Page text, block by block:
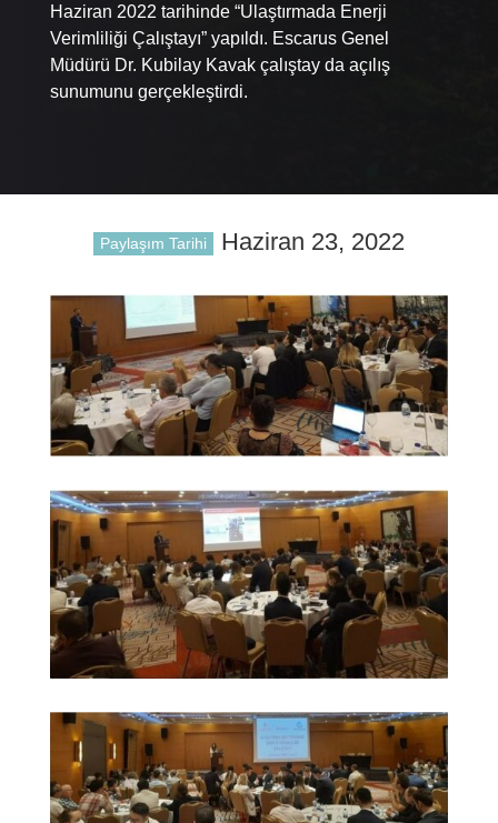
Haziran 2022 tarihinde “Ulaştırmada Enerji
Verimliliği Çalıştayı” yapıldı. Escarus Genel
Müdürü Dr. Kubilay Kavak çalıştay da açılış
sunumunu gerçekleştirdi.
Paylaşım Tarihi Haziran 23, 2022